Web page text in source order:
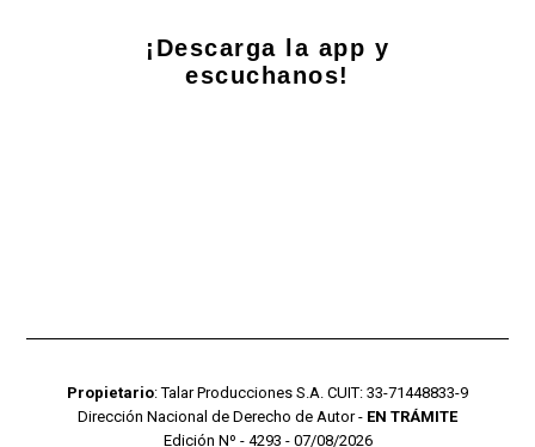
¡Descarga la app y
escuchanos!
Propietario: Talar Producciones S.A. CUIT: 33-71448833-9
Dirección Nacional de Derecho de Autor - EN TRÁMITE
Edición Nº - 4293 - 07/08/2026